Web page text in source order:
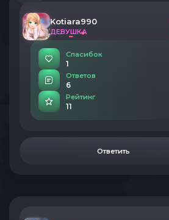
Kotiara990
ДЕВУШКА
Спасибок
1
Ответов
6
Рейтинг
11
Ответить